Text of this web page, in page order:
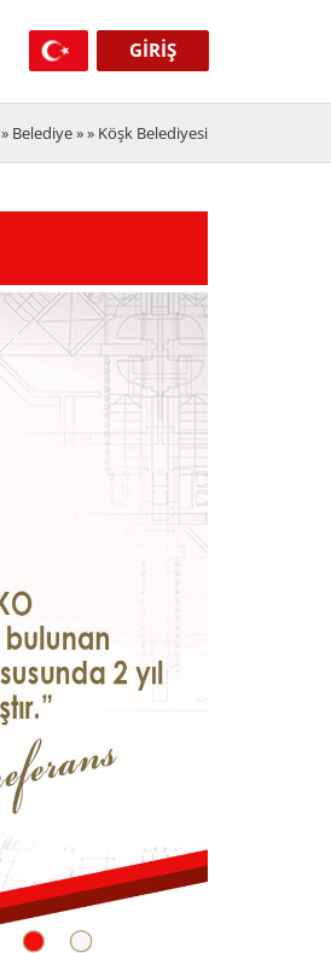
GIRIŞ
» Belediye » » Köşk Belediyesi